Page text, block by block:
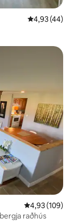
4,93 af 5 í
4,93 (44)
4,93 af 5 í
4,93 (109)
raðhús